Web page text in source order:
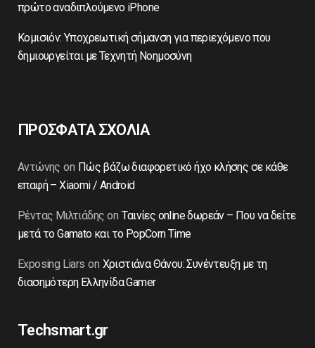
πρώτο αναδιπλούμενο iPhone
Κομισιόν: Υποχρεωτική σήμανση για περιεχόμενο που
δημιουργείται με Τεχνητή Νοημοσύνη
ΠΡΟΣΦΑΤΑ ΣΧΟΛΙΑ
Αντώνης on Πώς βάζω διαφορετικό ήχο κλήσης σε κάθε
επαφή – Xiaomi / Android
Ρέντας Μιλτιάδης onΤαινίες online δωρεάν – Που να δείτε
μετά το Gamato και το PopCorn Time
Exposing Liars on Χριστιάνα Θάνου: Συνέντευξη με τη
διασημότερη Ελληνίδα Gamer
Techsmart.gr